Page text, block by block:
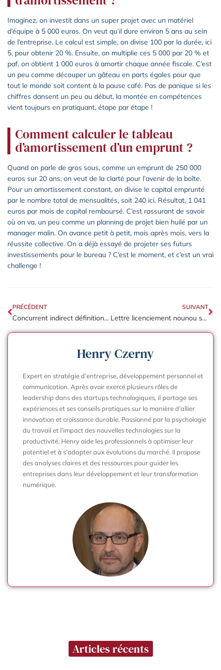
Imaginez, on investit dans un super projet avec un matériel
d’équipe à 5 000 euros. On veut qu’il dure environ 5 ans au sein
de l’entreprise. Le calcul est simple, on divise 100 par la durée, ici
5, pour obtenir 20 %. Ensuite, on multiplie ces 5 000 par 20 % et
paf, on obtient 1 000 euros à amortir chaque année fiscale. C’est
un peu comme découper un gâteau en parts égales pour que
tout le monde soit content à la pause café. Pas de panique si les
chiffres dansent un peu au début, la montée en compétences
vient toujours en pratiquant, étape par étape !
Comment calculer le tableau
d’amortissement d’un emprunt ?
Quand on parle de gros sous, comme un emprunt de 250 000
euros sur 20 ans, on veut de la clarté pour l’avenir de la boîte.
Pour un amortissement constant, on divise le capital emprunté
par le nombre total de mensualités, soit 240 ici. Résultat, 1 041
euros par mois de capital remboursé. C’est rassurant de savoir
où on va, un peu comme un planning de projet bien huilé par un
manager malin. On avance petit à petit, mois après mois, vers la
réussite collective. On a déjà essayé de projeter ses futurs
investissements pour le bureau ? C’est le moment, et c’est un vrai
challenge !
PRÉCÉDENT
Concurrent indirect définition : les exemples concrets pour votre étude de marché
SUIVANT
Lettre licenciement nounou sans motif : les obligations légales pour l’employeur
Henry Czerny
Expert en stratégie d’entreprise, développement personnel et
communication. Après avoir exercé plusieurs rôles de
leadership dans des startups technologiques, il partage ses
expériences et ses conseils pratiques sur la manière d’allier
innovation et croissance durable. Passionné par la psychologie
du travail et l’impact des nouvelles technologies sur la
productivité, Henry aide les professionnels à optimiser leur
potentiel et à s’adapter aux évolutions du marché. Il propose
des analyses claires et des ressources pour guider les
entreprises dans leur développement et leur transformation
numérique.
Articles récents